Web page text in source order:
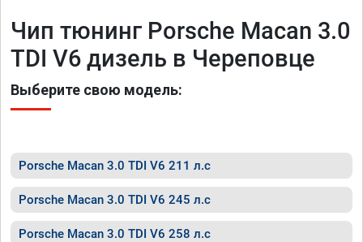
Чип тюнинг Porsche Macan 3.0
TDI V6 дизель в Череповце
Выберите свою модель:
Porsche Macan 3.0 TDI V6 211 л.с
Porsche Macan 3.0 TDI V6 245 л.с
Porsche Macan 3.0 TDI V6 258 л.с